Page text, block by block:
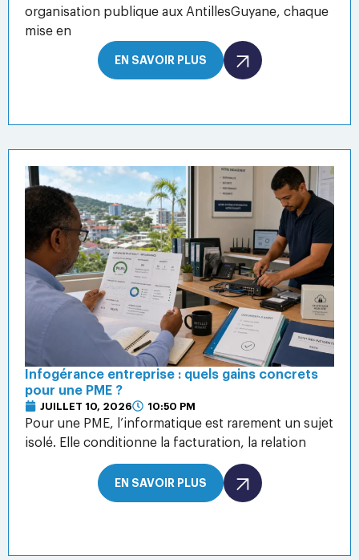
organisation publique aux AntillesGuyane, chaque
mise en
EN SAVOIR PLUS
Infogérance entreprise : quels gains concrets
pour une PME ?
JUILLET 10, 2026 10:50 PM
Pour une PME, l’informatique est rarement un sujet
isolé. Elle conditionne la facturation, la relation
EN SAVOIR PLUS